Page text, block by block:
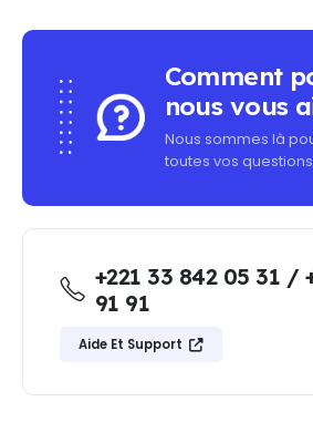
Comment
nous vous
Nous sommes là
toutes vos
+221 33 842 05 31 /
91 91
Aide Et Support